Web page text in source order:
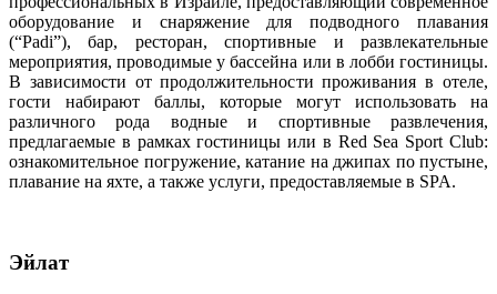
оборудование и снаряжение для подводного плавания
(“Padi”), бар, ресторан, спортивные и развлекательные
мероприятия, проводимые у бассейна или в лобби гостиницы.
В зависимости от продолжительности проживания в отеле,
гости набирают баллы, которые могут использовать на
различного рода водные и спортивные развлечения,
предлагаемые в рамках гостиницы или в Red Sea Sport Club:
ознакомительное погружение, катание на джипах по пустыне,
плавание на яхте, а также услуги, предоставляемые в SPA.
Эйлат